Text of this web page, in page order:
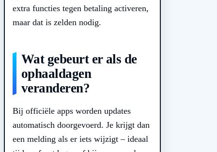
extra functies tegen betaling activeren,
maar dat is zelden nodig.
Wat gebeurt er als de
ophaaldagen
veranderen?
Bij officiële apps worden updates
automatisch doorgevoerd. Je krijgt dan
een melding als er iets wijzigt – ideaal